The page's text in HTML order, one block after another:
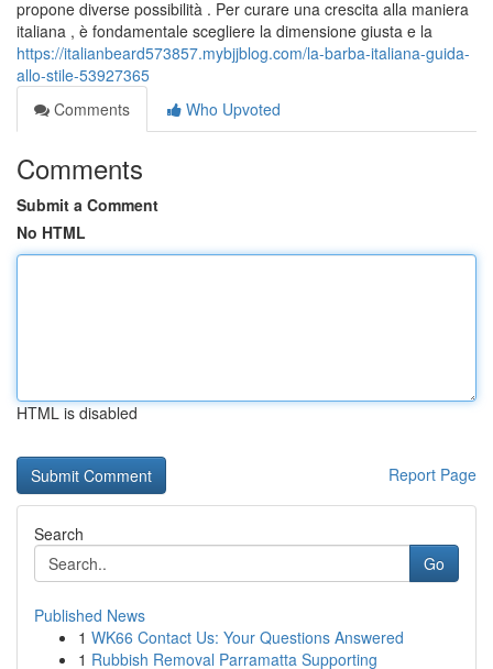
propone diverse possibilità . Per curare una crescita alla maniera
italiana , è fondamentale scegliere la dimensione giusta e la
https://italianbeard573857.mybjjblog.com/la-barba-italiana-guida-
allo-stile-53927365
Comments
Who Upvoted
Comments
Submit a Comment
No HTML
HTML is disabled
Report Page
Search
Go
Published News
1 WK66 Contact Us: Your Questions Answered
1 Rubbish Removal Parramatta Supporting